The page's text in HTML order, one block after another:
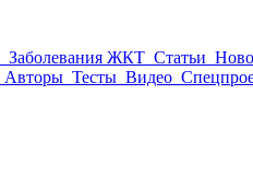
Заболевания ЖКТ Статьи
Авторы Тесты Видео